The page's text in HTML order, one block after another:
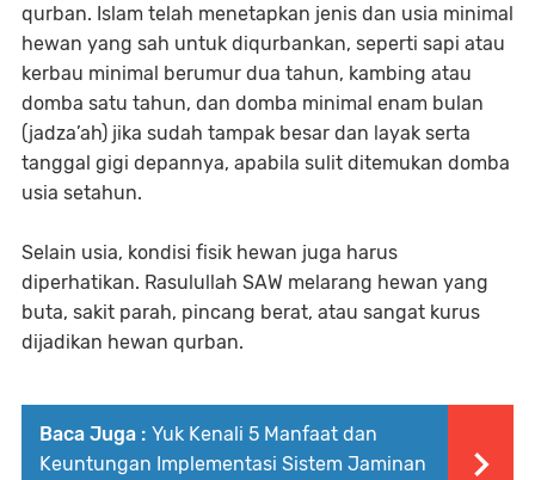
qurban. Islam telah menetapkan jenis dan usia minimal
hewan yang sah untuk diqurbankan, seperti sapi atau
kerbau minimal berumur dua tahun, kambing atau
domba satu tahun, dan domba minimal enam bulan
(jadza’ah) jika sudah tampak besar dan layak serta
tanggal gigi depannya, apabila sulit ditemukan domba
usia setahun.
Selain usia, kondisi fisik hewan juga harus
diperhatikan. Rasulullah SAW melarang hewan yang
buta, sakit parah, pincang berat, atau sangat kurus
dijadikan hewan qurban.
Baca Juga : Yuk Kenali 5 Manfaat dan
Keuntungan Implementasi Sistem Jaminan